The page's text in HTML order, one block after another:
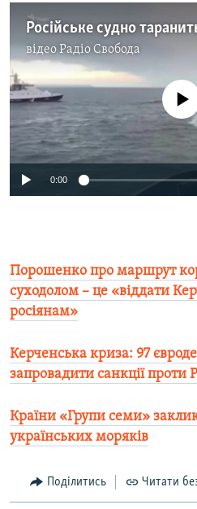
відеоРадіо Свобода
No media source
0:00
Порошенко про маршрут
суходолом – це «віддати
росіянам»
Керченська криза: 97
запровадити санкції проти
Країни «Групи семи»
українських моряків
Поділитись Читати